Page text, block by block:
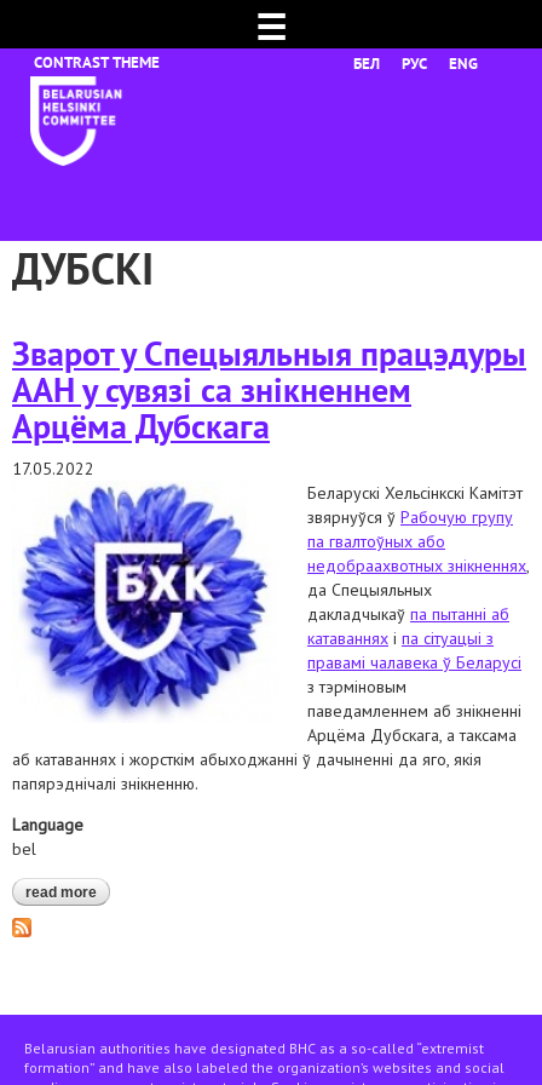
☰
БЕЛ РУС ENG
ДУБСКІ
Зварот у Cпецыяльныя працэдуры
ААН у сувязі са знікненнем
Арцёма Дубскага
17.05.2022
Беларускі Хельсінкскі Камітэт
звярнуўся ў Рабочую групу
па гвалтоўных або
недобраахвотных знікненнях,
да Спецыяльных
дакладчыкаў па пытанні аб
катаваннях і па сітуацыі з
правамі чалавека ў Беларусі
з тэрміновым
паведамленнем аб знікненні
Арцёма Дубскага, а таксама
aб катаваннях і жорсткім абыходжанні ў дачыненні да яго, якія
папярэднічалі знікненню.
Language
bel
read more about зварот у cпецыяльныя працэдуры аан у сувязі са
знікненнем арцёма дубскага
Belarusian authorities have designated BHC as a so-called “extremist
formation” and have also labeled the organization’s websites and social